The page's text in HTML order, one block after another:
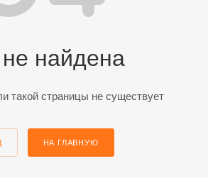
найдена
такой страницы не существует
НА ГЛАВНУЮ